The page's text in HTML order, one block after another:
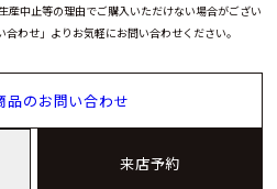
ッチを愛する方に深く響く一本
中止等の理由でご購入いただけない場合がござい
わせ」よりお気軽にお問い合わせください。
品のお問い合わせ
来店予約